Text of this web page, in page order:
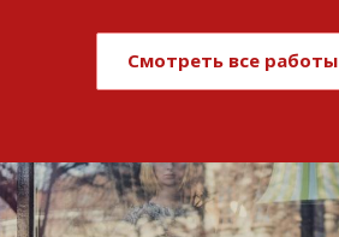
Смотреть все работы